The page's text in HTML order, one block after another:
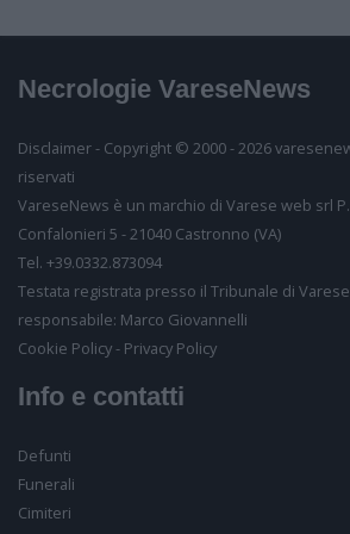
Partecipiamo commossi al vostro
Segnala un
Inserisci il tuo nome
Inserisci il tuo email
Inserisci il testo
Consenso al
Desideriamo farti sapere come
ogni momento visionarli e
Acconsento al trattamento dei miei
Necrologie VareseNews
Disclaimer - Copyright © 2000 - 2026
riservati
VareseNews è un marchio di Varese web srl
Confalonieri 5 - 21040 Castronno (VA)
Tel. +39.0332.873094
Testata registrata presso il Tribunale di
responsabile: Marco Giovannelli
Cookie Policy- Privacy Policy
Info e contatti
Defunti
Funerali
Cimiteri